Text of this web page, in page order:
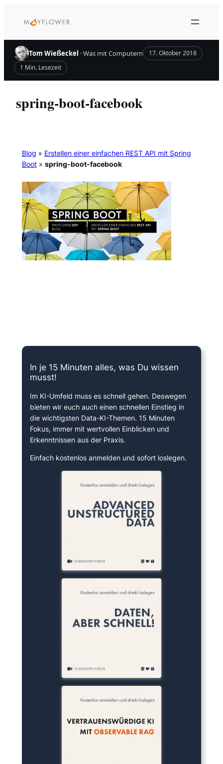
Inhalt
Tom Wießeckel · Was mit Computern
17. Oktober 2018
1 Min. Lesezeit
spring-boot-facebook
Blog » Erstellen einer einfachen REST API mit Spring
Boot» spring-boot-facebook
In je 15 Minuten alles, was Du wissen
musst!
Im KI-Umfeld muss es schnell gehen. Deswegen
bieten wir euch auch einen schnellen Einstieg in
die wichtigsten Data-KI-Themen. 15 Minuten
Fokus, immer mit wertvollen Einblicken und
Erkenntnissen aus der Praxis.
Einfach kostenlos anmelden und sofort loslegen.